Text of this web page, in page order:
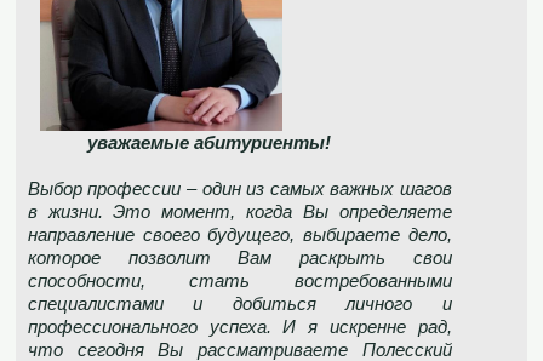
уважаемые абитуриенты!
Выбор профессии – один из самых важных шагов
в жизни. Это момент, когда Вы определяете
направление своего будущего, выбираете дело,
которое позволит Вам раскрыть свои
способности, стать востребованными
специалистами и добиться личного и
профессионального успеха. И я искренне рад,
что сегодня Вы рассматриваете Полесский